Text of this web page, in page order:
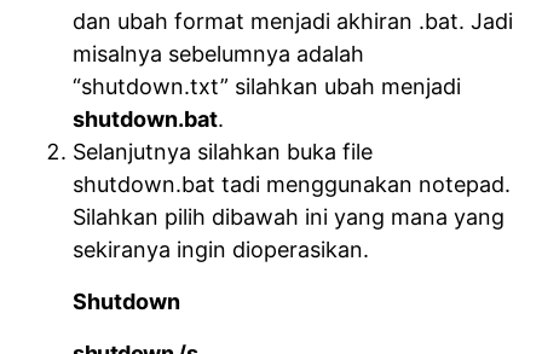
dan ubah format menjadi akhiran .bat. Jadi
misalnya sebelumnya adalah
“shutdown.txt” silahkan ubah menjadi
shutdown.bat.
Selanjutnya silahkan buka file
shutdown.bat tadi menggunakan notepad.
Silahkan pilih dibawah ini yang mana yang
sekiranya ingin dioperasikan.
Shutdown